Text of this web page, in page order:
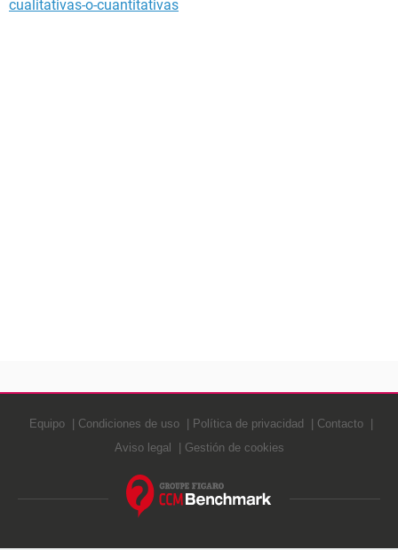
cualitativas-o-cuantitativas
Equipo Condiciones de uso Política de privacidad
Contacto
Aviso legal
Gestión de cookies